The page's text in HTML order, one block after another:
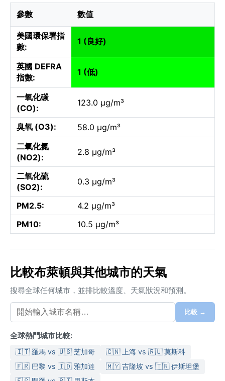
參數 數值
美國環保署指
數:
1 (良好)
英國 DEFRA
指數:
1 (低)
一氧化碳
(CO):
123.0 µg/m³
臭氧 (O3):
58.0 µg/m³
二氧化氮
(NO2):
2.8 µg/m³
二氧化硫
(SO2):
0.3 µg/m³
PM2.5:
4.2 µg/m³
PM10:
10.5 µg/m³
比較布萊頓與其他城市的天氣
搜尋全球任何城市，並排比較溫度、天氣狀況和預測。
比較 →
全球熱門城市比較:
🇮🇹 羅馬 vs 🇺🇸 芝加哥
🇨🇳 上海 vs 🇷🇺 莫斯科
🇫🇷 巴黎 vs 🇮🇩 雅加達
🇲🇾 吉隆坡 vs 🇹🇷 伊斯坦堡